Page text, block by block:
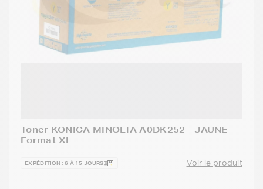
Toner KONICA MINOLTA A0DK252 - JAUNE -
Format XL
EXPÉDITION : 6 À 15 JOURS Voir le produit